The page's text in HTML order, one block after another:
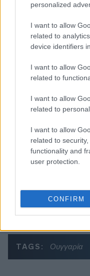
personalized
I want to allow
related to
device identifiers
I want to allow
related to
I want to allow
related to
I want to allow
related to
functionality and
user protection.
CONFIRM
Διαβάζονται
Η γαλάζια
2027 - Το
ΣΥΡΙΖΑ
Πυρόπληκτοι:
«κίτρινα» και
αποζημιώσεις
Ποια είναι η
TAGS: Ουγγαρία